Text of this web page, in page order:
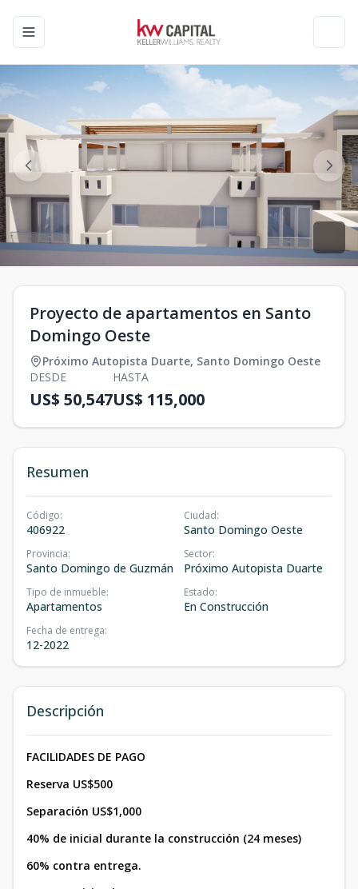
Toggle navigation menu
Proyecto de apartamentos en Santo
Domingo Oeste
Próximo Autopista Duarte, Santo Domingo Oeste
DESDE
US$ 50,547
HASTA
US$ 115,000
Resumen
Código:
406922
Ciudad:
Santo Domingo Oeste
Provincia:
Santo Domingo de Guzmán
Sector:
Próximo Autopista Duarte
Tipo de inmueble:
Apartamentos
Estado:
En Construcción
Fecha de entrega:
12-2022
Descripción
FACILIDADES DE PAGO
Reserva US$500
Separación US$1,000
40% de inicial durante la construcción (24 meses)
60% contra entrega.